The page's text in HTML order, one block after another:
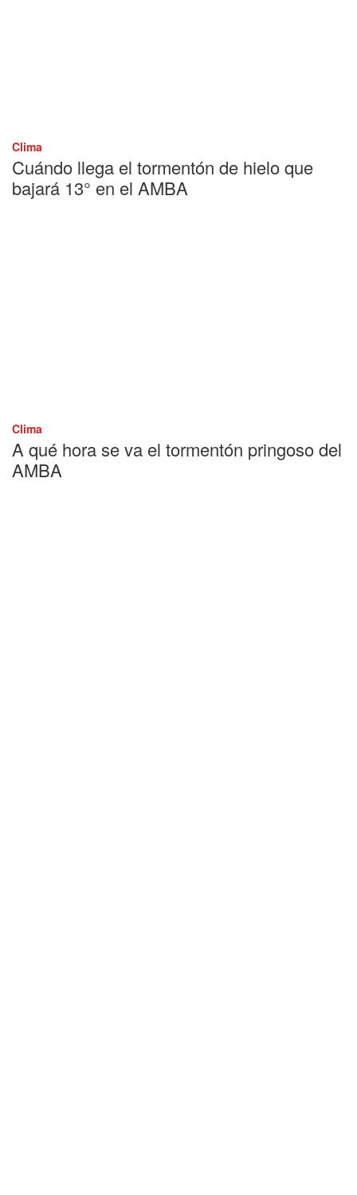
Clima
Cuándo llega el tormentón de hielo que
bajará 13° en el AMBA
Clima
A qué hora se va el tormentón pringoso del
AMBA